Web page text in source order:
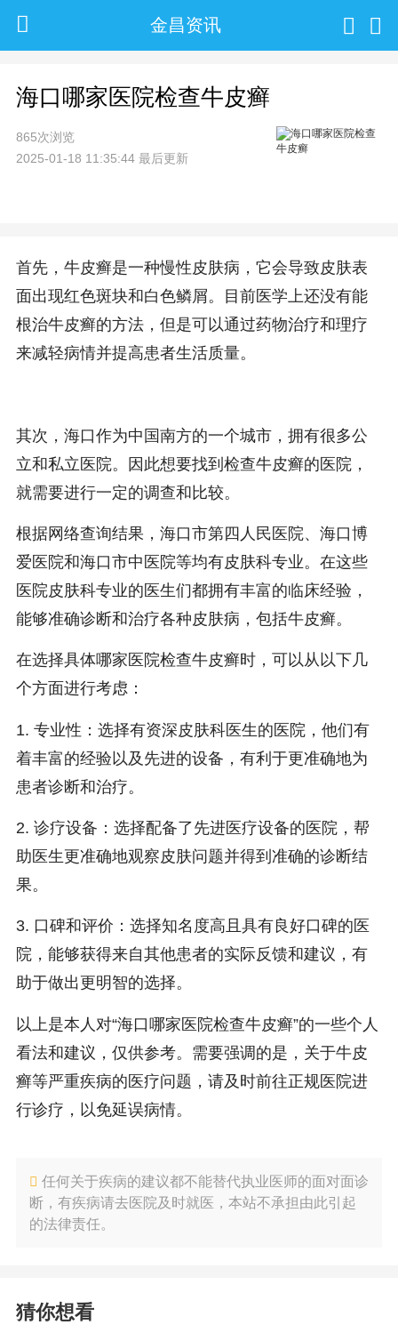
金昌资讯
海口哪家医院检查牛皮癣
865次浏览
2025-01-18 11:35:44 最后更新
首先，牛皮癣是一种慢性皮肤病，它会导致皮肤表
面出现红色斑块和白色鳞屑。目前医学上还没有能
根治牛皮癣的方法，但是可以通过药物治疗和理疗
来减轻病情并提高患者生活质量。
其次，海口作为中国南方的一个城市，拥有很多公
立和私立医院。因此想要找到检查牛皮癣的医院，
就需要进行一定的调查和比较。
根据网络查询结果，海口市第四人民医院、海口博
爱医院和海口市中医院等均有皮肤科专业。在这些
医院皮肤科专业的医生们都拥有丰富的临床经验，
能够准确诊断和治疗各种皮肤病，包括牛皮癣。
在选择具体哪家医院检查牛皮癣时，可以从以下几
个方面进行考虑：
1. 专业性：选择有资深皮肤科医生的医院，他们有
着丰富的经验以及先进的设备，有利于更准确地为
患者诊断和治疗。
2. 诊疗设备：选择配备了先进医疗设备的医院，帮
助医生更准确地观察皮肤问题并得到准确的诊断结
果。
3. 口碑和评价：选择知名度高且具有良好口碑的医
院，能够获得来自其他患者的实际反馈和建议，有
助于做出更明智的选择。
以上是本人对“海口哪家医院检查牛皮癣”的一些个人
看法和建议，仅供参考。需要强调的是，关于牛皮
癣等严重疾病的医疗问题，请及时前往正规医院进
行诊疗，以免延误病情。
任何关于疾病的建议都不能替代执业医师的面对面诊
断，有疾病请去医院及时就医，本站不承担由此引起
的法律责任。
猜你想看